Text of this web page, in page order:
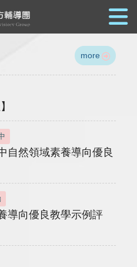
more
自然領域素養導向優良
導向優良教學示例評